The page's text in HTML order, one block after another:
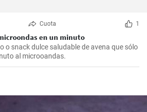
Cuota 1
en un minuto
o snack dulce saludable de avena que sólo
al microoandas.